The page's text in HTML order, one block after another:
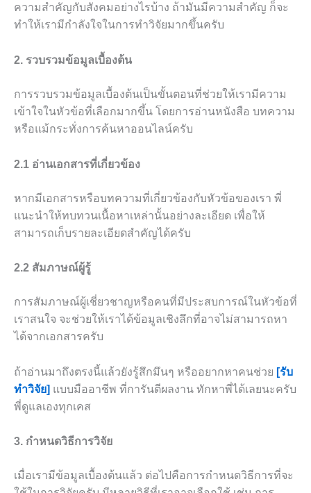
ความสำคัญกับสังคมอย่างไรบ้าง ถ้ามันมีความสำคัญ ก็จะ
ทำให้เรามีกำลังใจในการทำวิจัยมากขึ้นครับ
2. รวบรวมข้อมูลเบื้องต้น
การรวบรวมข้อมูลเบื้องต้นเป็นขั้นตอนที่ช่วยให้เรามีความ
เข้าใจในหัวข้อที่เลือกมากขึ้น โดยการอ่านหนังสือ บทความ
หรือแม้กระทั่งการค้นหาออนไลน์ครับ
2.1 อ่านเอกสารที่เกี่ยวข้อง
หากมีเอกสารหรือบทความที่เกี่ยวข้องกับหัวข้อของเรา พี่
แนะนำให้ทบทวนเนื้อหาเหล่านั้นอย่างละเอียด เพื่อให้
สามารถเก็บรายละเอียดสำคัญได้ครับ
2.2 สัมภาษณ์ผู้รู้
การสัมภาษณ์ผู้เชี่ยวชาญหรือคนที่มีประสบการณ์ในหัวข้อที่
เราสนใจ จะช่วยให้เราได้ข้อมูลเชิงลึกที่อาจไม่สามารถหา
ได้จากเอกสารครับ
ถ้าอ่านมาถึงตรงนี้แล้วยังรู้สึกมึนๆ หรืออยากหาคนช่วย [รับ
ทำวิจัย] แบบมืออาชีพ ที่การันตีผลงาน ทักหาพี่ได้เลยนะครับ
พี่ดูแลเองทุกเคส
3. กำหนดวิธีการวิจัย
เมื่อเรามีข้อมูลเบื้องต้นแล้ว ต่อไปคือการกำหนดวิธีการที่จะ